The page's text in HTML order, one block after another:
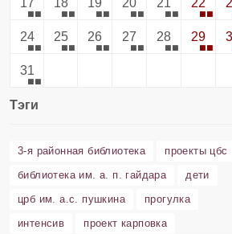
17 18 19 20 21 22
24 25 26 27 28 29
31
Тэги
3-я районная библиотека
проекты цбс
библиотека им. а. п. гайдара
дети
црб им. а.с. пушкина
прогулка
интенсив
проект карповка